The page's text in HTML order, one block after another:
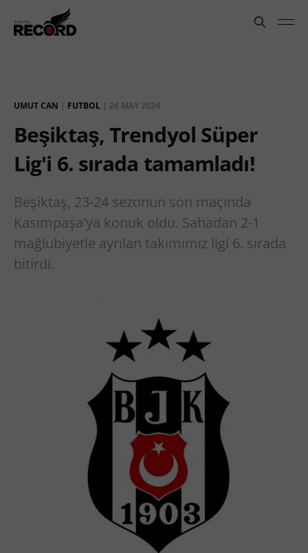
UMUT CAN | FUTBOL | 26 MAY 2024
Beşiktaş, Trendyol Süper
Lig'i 6. sırada tamamladı!
Beşiktaş, 23-24 sezonun son maçında
Kasımpaşa'ya konuk oldu. Sahadan 2-1
mağlubiyetle ayrılan takımımız ligi 6. sırada
bitirdi.